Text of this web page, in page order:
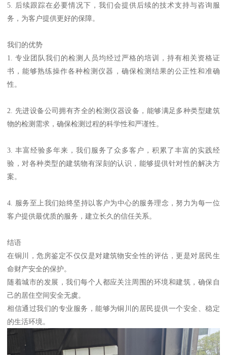
5. 后续跟踪在必要情况下，我们会提供后续的技术支持与咨询服
务，为客户提供更好的保障。
我们的优势
1. 专业团队我们的检测人员均经过严格的培训，持有相关资格证
书，能够熟练操作各种检测仪器，确保检测结果的公正性和准确
性。
2. 先进设备公司拥有齐全的检测仪器设备，能够满足多种类型建筑
物的检测需求，确保检测过程的科学性和严谨性。
3. 丰富经验多年来，我们服务了众多客户，积累了丰富的实践经
验，对各种类型的建筑物有深刻的认识，能够提供针对性的解决方
案。
4. 服务至上我们始终坚持以客户为中心的服务理念，努力为每一位
客户提供最优质的服务，建立长久的信任关系。
结语
在铜川，危房鉴定不仅仅是对建筑物安全性的评估，更是对居民生
命财产安全的保护。
随着城市的发展，我们每个人都应关注周围的环境和建筑，确保自
己的居住空间安全无虞。
相信通过我们的专业服务，能够为铜川的居民提供一个安全、稳定
的生活环境。